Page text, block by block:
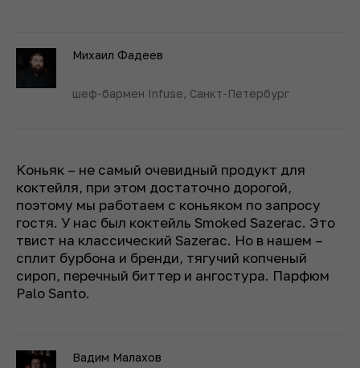
Михаил Фадеев
шеф-бармен Infuse, Санкт-Петербург
Коньяк – не самый очевидный продукт для
коктейля, при этом достаточно дорогой,
поэтому мы работаем с коньяком по запросу
гостя. У нас был коктейль Smoked Sazerac. Это
твист на классический Sazerac. Но в нашем –
сплит бурбона и бренди, тягучий копченый
сироп, перечный биттер и ангостура. Парфюм
Palo Santo.
Вадим Малахов